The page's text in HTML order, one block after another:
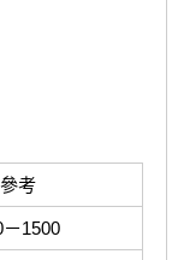
考
1500